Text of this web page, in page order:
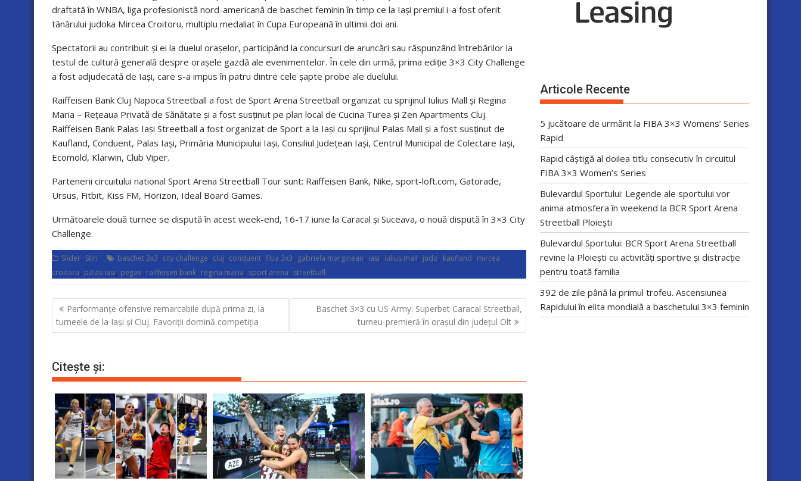
draftată în WNBA, liga profesionistă nord-americană de baschet feminin în timp ce la Iași premiul i-a fost oferit
tânărului judoka Mircea Croitoru, multiplu medaliat în Cupa Europeană în ultimii doi ani.
Spectatorii au contribuit și ei la duelul orașelor, participând la concursuri de aruncări sau răspunzând întrebărilor la
testul de cultură generală despre orașele gazdă ale evenimentelor. În cele din urmă, prima ediție 3×3 City Challenge
a fost adjudecată de Iași, care s-a impus în patru dintre cele șapte probe ale duelului.
Raiffeisen Bank Cluj Napoca Streetball a fost de Sport Arena Streetball organizat cu sprijinul Iulius Mall și Regina
Maria – Rețeaua Privată de Sănătate și a fost susținut pe plan local de Cucina Turea și Zen Apartments Cluj.
Raiffeisen Bank Palas Iași Streetball a fost organizat de Sport a la Iași cu sprijinul Palas Mall și a fost susținut de
Kaufland, Conduent, Palas Iași, Primăria Municipiului Iași, Consiliul Județean Iași, Centrul Municipal de Colectare Iași,
Ecomold, Klarwin, Club Viper.
Partenerii circuitului national Sport Arena Streetball Tour sunt: Raiffeisen Bank, Nike, sport-loft.com, Gatorade,
Ursus, Fitbit, Kiss FM, Horizon, Ideal Board Games.
Următoarele două turnee se dispută în acest week-end, 16-17 iunie la Caracal și Suceava, o nouă dispută în 3×3 City
Challenge.
Slider, Stiri baschet 3x3, city challenge, cluj, conduent, fiba 3x3, gabriela marginean, iasi, iulius mall, judo, kaufland, mircea
croitoru, palas iasi, pegas, raiffeisen bank, regina maria, sport arena, streetball
Navigare
în
articole
Performanțe ofensive remarcabile după prima zi, la
turneele de la Iași și Cluj. Favoriții domină competiția
Baschet 3×3 cu US Army: Superbet Caracal Streetball,
turneu-premieră în orașul din județul Olt
Citește și:
Articole Recente
5 jucătoare de urmărit la FIBA 3×3 Womens’ Series
Rapid
Rapid câștigă al doilea titlu consecutiv în circuitul
FIBA 3×3 Women’s Series
Bulevardul Sportului: Legende ale sportului vor
anima atmosfera în weekend la BCR Sport Arena
Streetball Ploiești
Bulevardul Sportului: BCR Sport Arena Streetball
revine la Ploiești cu activități sportive și distracție
pentru toată familia
392 de zile până la primul trofeu. Ascensiunea
Rapidului în elita mondială a baschetului 3×3 feminin